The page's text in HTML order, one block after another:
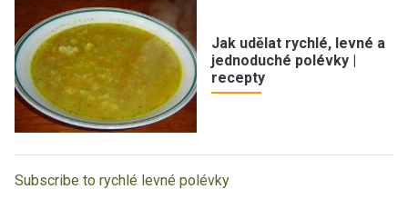
Jak udělat rychlé, levné a
jednoduché polévky |
recepty
Subscribe to rychlé levné polévky